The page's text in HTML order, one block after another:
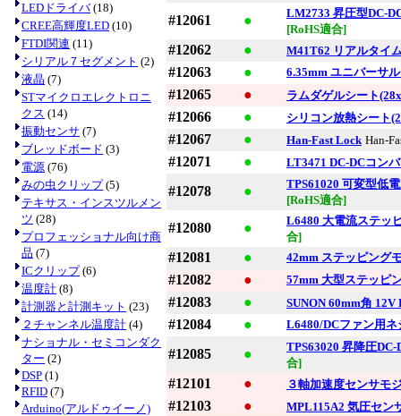
LEDドライバ(18)
CREE高輝度LED (10)
FTDI関連 (11)
シリアル７セグメント (2)
液晶 (7)
STマイクロエレクトロニ
クス (14)
振動センサ (7)
ブレッドボード (3)
電源 (76)
みの虫クリップ(5)
テキサス・インスツルメン
ツ (28)
プロフェッショナル向け商
品 (7)
ICクリップ(6)
温度計 (8)
計測器と計測キット (23)
２チャンネル温度計 (4)
ナショナル・セミコンダク
ター (2)
DSP (1)
RFID (7)
Arduino(アルドゥイーノ)
#12061 ●
LM2733 昇圧型DC-
[RoHS適合]
#12062 ● M41T62 リアルタイ
#12063 ● 6.35mm ユニバーサ
#12065 ● ラムダゲルシート
#12066 ● シリコン放熱シート
#12067 ● Han-Fast Lock Han-
#12071 ● LT3471 DC-DCコン
#12078 ●
TPS61020 可変型低
[RoHS適合]
#12080 ●
L6480 大電流ステッ
合]
#12081 ● 42mm ステッピング
#12082 ● 57mm 大型ステッピ
#12083 ● SUNON 60mm角 12V
#12084 ● L6480/DCファン用ネ
#12085 ●
TPS63020 昇降圧
合]
#12101 ● ３軸加速度センサモ
#12103 ● MPL115A2 気圧セン